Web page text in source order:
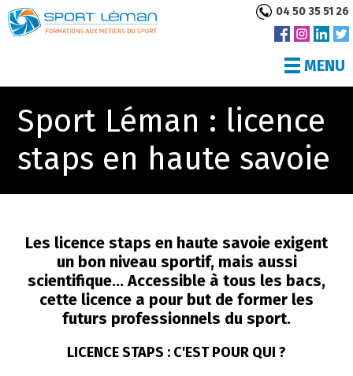
04 50 35 51 26
MENU
Sport Léman : licence
staps en haute savoie
Les licence staps en haute savoie exigent
un bon niveau sportif, mais aussi
scientifique... Accessible à tous les bacs,
cette licence a pour but de former les
futurs professionnels du sport.
LICENCE STAPS : C'EST POUR QUI ?